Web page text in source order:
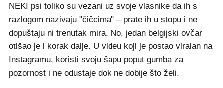
NEKI psi toliko su vezani uz svoje vlasnike da ih s
razlogom nazivaju "čičcima" – prate ih u stopu i ne
dopuštaju ni trenutak mira. No, jedan belgijski ovčar
otišao je i korak dalje. U videu koji je postao viralan na
Instagramu, koristi svoju šapu poput gumba za
pozornost i ne odustaje dok ne dobije što želi.